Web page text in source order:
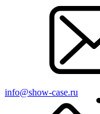
info@show-case.ru